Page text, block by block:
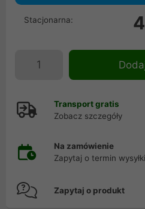
Stacjonarna:
Transport gratis
Zobacz szczegóły
Na zamówienie
Zapytaj o termin wysyłki
Zapytaj o produkt